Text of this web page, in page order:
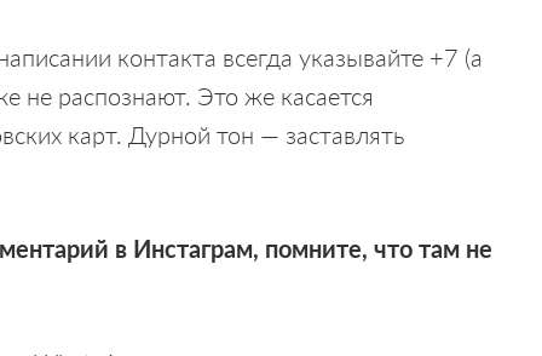
контакта всегда указывайте +7 (а
не распознают. Это же касается
карт. Дурной тон — заставлять
в Инстаграм, помните, что там не